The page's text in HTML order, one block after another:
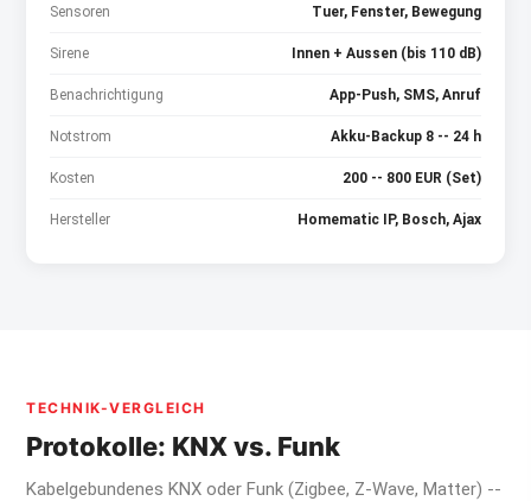
Sensoren Tuer, Fenster, Bewegung
Sirene Innen + Aussen (bis 110 dB)
Benachrichtigung App-Push, SMS, Anruf
Notstrom Akku-Backup 8 -- 24 h
Kosten 200 -- 800 EUR (Set)
Hersteller Homematic IP, Bosch, Ajax
TECHNIK-VERGLEICH
Protokolle: KNX vs. Funk
Kabelgebundenes KNX oder Funk (Zigbee, Z-Wave, Matter) --